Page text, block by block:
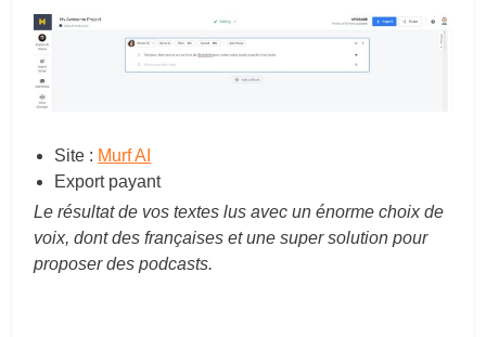
Site : Murf AI
Export payant
Le résultat de vos textes lus avec un énorme choix de
voix, dont des françaises et une super solution pour
proposer des podcasts.